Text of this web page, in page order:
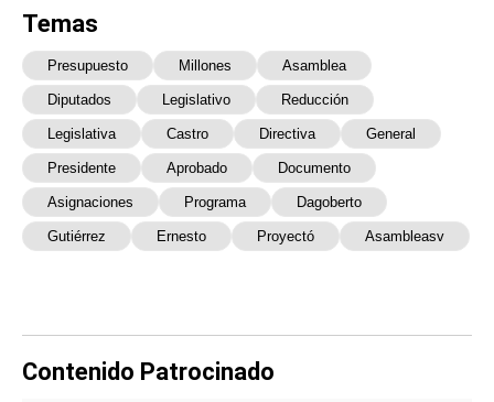
Temas
Presupuesto Millones Asamblea
Diputados Legislativo Reducción
Legislativa Castro Directiva General
Presidente Aprobado Documento
Asignaciones Programa Dagoberto
Gutiérrez Ernesto Proyectó Asambleasv
Contenido Patrocinado